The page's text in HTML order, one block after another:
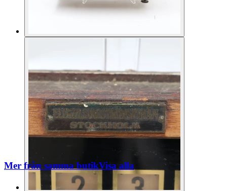
Mer från samma butikVisa alla